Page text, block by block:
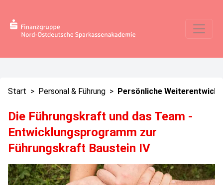
Start > Personal & Führung > Persönliche
Die Führungskraft und das Team -
Entwicklungsprogramm zur
Führungskraft Baustein IV